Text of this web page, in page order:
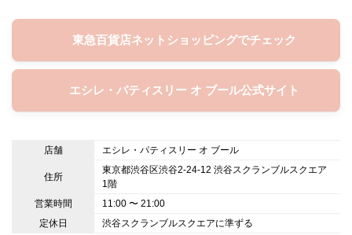
東急百貨店ネットショッピングでチェック
エシレ・パティスリー オ ブール公式サイト
店舗 エシレ・パティスリー オ ブール
住所
東京都渋谷区渋谷2-24-12 渋谷スクランブルスクエア
1階
営業時間
11:00 〜 21:00
定休日
渋谷スクランブルスクエアに準ずる